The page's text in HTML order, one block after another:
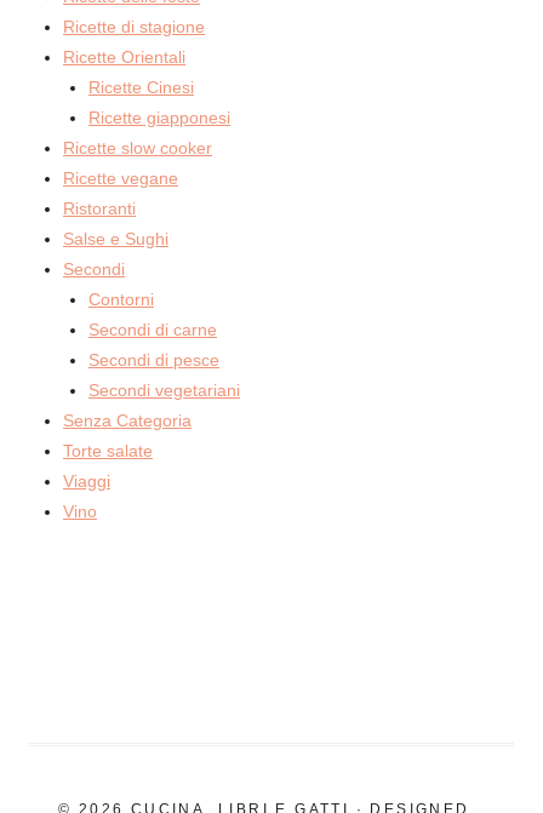
Ricette di stagione
Ricette Orientali
Ricette Cinesi
Ricette giapponesi
Ricette slow cooker
Ricette vegane
Ristoranti
Salse e Sughi
Secondi
Contorni
Secondi di carne
Secondi di pesce
Secondi vegetariani
Senza Categoria
Torte salate
Viaggi
Vino
© 2026 CUCINA, LIBRI E GATTI · DESIGNED